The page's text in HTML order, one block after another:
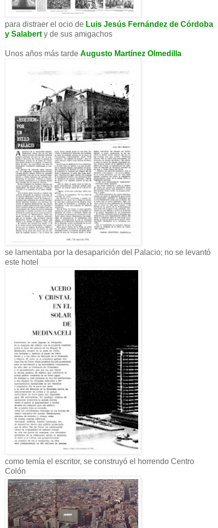
para distraer el ocio de Luis Jesús Fernández de Córdoba
y Salabert y de sus amigachos
Unos años más tarde Augusto Martínez Olmedilla
se lamentaba por la desaparición del Palacio; no se levantó
este hotel
como temía el escritor, se construyó el horrendo Centro
Colón